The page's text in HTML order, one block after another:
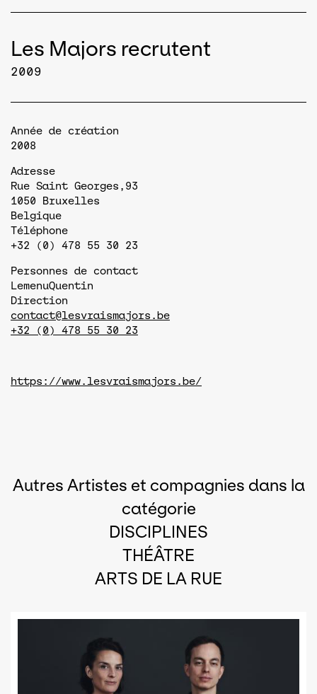
Les Majors recrutent
2009
Année de création
2008
Adresse
Rue Saint Georges,93
1050
Bruxelles
Belgique
Téléphone
+32 (0) 478 55 30 23
Personnes de contact
LemenuQuentin
Direction
contact@lesvraismajors.be
+32 (0) 478 55 30 23
https://www.lesvraismajors.be/
Autres Artistes et compagnies dans la
catégorie
DISCIPLINES
THÉÂTRE
ARTS DE LA RUE